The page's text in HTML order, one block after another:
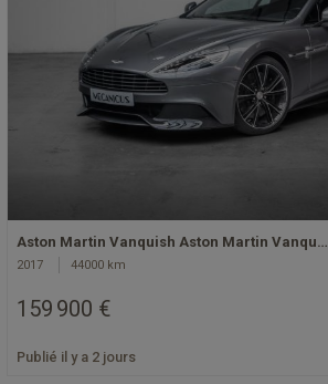
Aston Martin Vanquish Aston Martin Vanqu…
2017 44000 km
159 900 €
Publié il y a 2 jours